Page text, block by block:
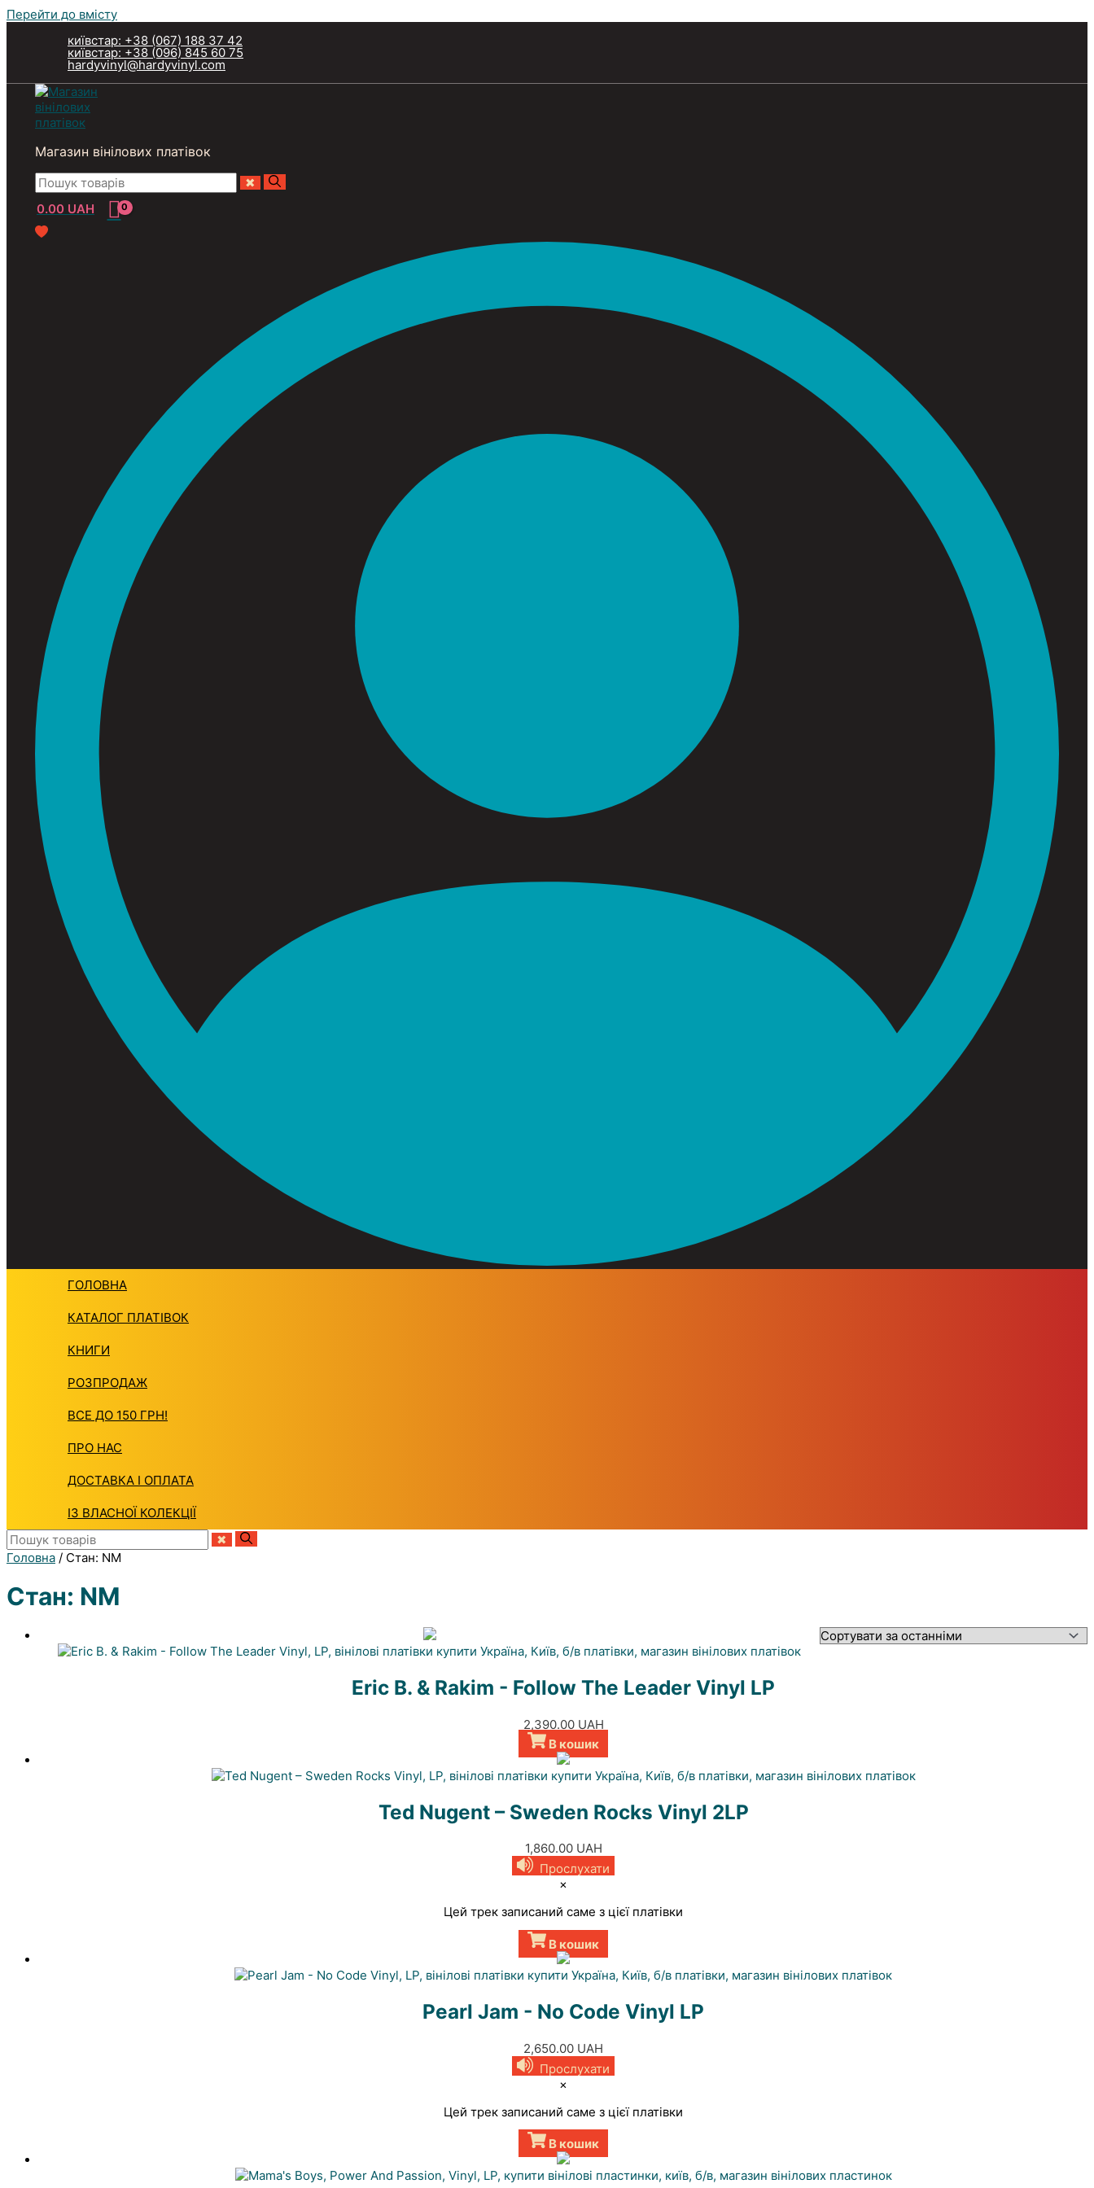
Перейти до вмісту
київстар: +38 (067) 188 37 42
київстар: +38 (096) 845 60 75
hardyvinyl@hardyvinyl.com
Магазин вінілових платівок
0.00 UAH
ГОЛОВНА
КАТАЛОГ ПЛАТIВОК
КНИГИ
РОЗПРОДАЖ
ВСЕ ДО 150 ГРН!
ПРО НАС
ДОСТАВКА І ОПЛАТА
ІЗ ВЛАСНОЇ КОЛЕКЦІЇ
Головна / Стан: NM
Стан: NM
Eric B. & Rakim - Follow The Leader Vinyl LP
2,390.00 UAH
В кошик
Ted Nugent – Sweden Rocks Vinyl 2LP
1,860.00 UAH
Прослухати
×
Цей трек записаний саме з цієї платівки
В кошик
Pearl Jam - No Code Vinyl LP
2,650.00 UAH
Прослухати
×
Цей трек записаний саме з цієї платівки
В кошик